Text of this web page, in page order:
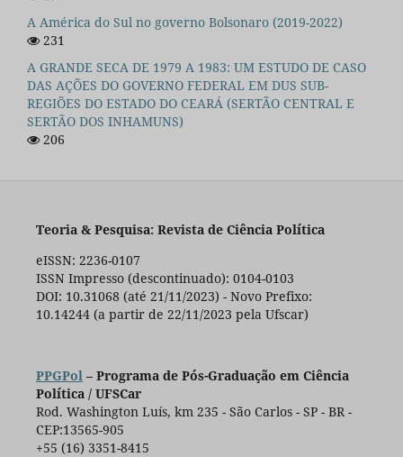
A América do Sul no governo Bolsonaro (2019-2022)
231
A GRANDE SECA DE 1979 A 1983: UM ESTUDO DE CASO
DAS AÇÕES DO GOVERNO FEDERAL EM DUS SUB-
REGIÕES DO ESTADO DO CEARÁ (SERTÃO CENTRAL E
SERTÃO DOS INHAMUNS)
206
Teoria & Pesquisa: Revista de Ciência Política
eISSN: 2236-0107
ISSN Impresso (descontinuado): 0104-0103
DOI: 10.31068 (até 21/11/2023) - Novo Prefixo:
10.14244 (a partir de 22/11/2023 pela Ufscar)
PPGPol – Programa de Pós-Graduação em Ciência
Política / UFSCar
Rod. Washington Luís, km 235 - São Carlos - SP - BR -
CEP:13565-905
+55 (16) 3351-8415